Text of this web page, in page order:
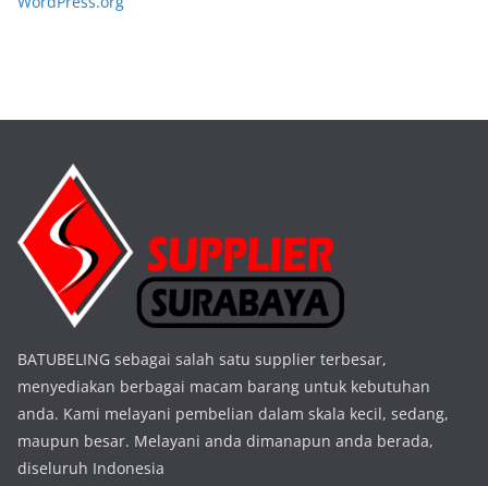
BATUBELING sebagai salah satu supplier terbesar,
menyediakan berbagai macam barang untuk kebutuhan
anda. Kami melayani pembelian dalam skala kecil, sedang,
maupun besar. Melayani anda dimanapun anda berada,
diseluruh Indonesia